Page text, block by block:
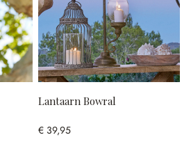
Lantaarn Bowral
€ 39,95